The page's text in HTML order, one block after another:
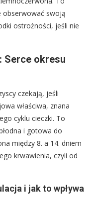
obserwować swoją
ostrożności, jeśli nie
Serce okresu
czekają, jeśli
właściwa, znana
cyklu cieczki. To
i gotowa do
między 8. a 14. dniem
krwawienia, czyli od
i jak to wpływa